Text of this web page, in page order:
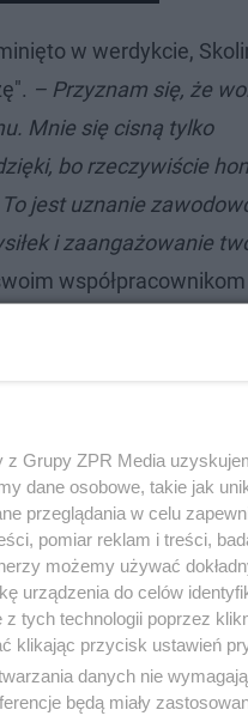
w werdykcie,
– Przyznam się, że
Mnie się cisną tylko
bo rzeczywiście
jest uznanie
i zaangażowanie
współpracownikom
z Grupy ZPR Media
dane osobowe, takie jak
przeglądania w celu
pomiar reklam i treści,
możemy używać
urządzenia do celów
tych technologii poprzez
klikając przycisk ustawień
danych nie
będą miały